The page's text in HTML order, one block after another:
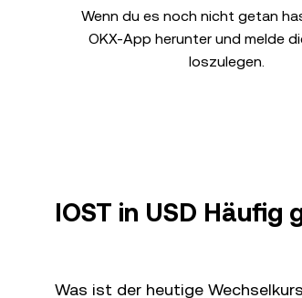
Wenn du es noch nicht getan
OKX-App herunter und melde
loszulegen.
IOST in USD Häufig
Was ist der heutige